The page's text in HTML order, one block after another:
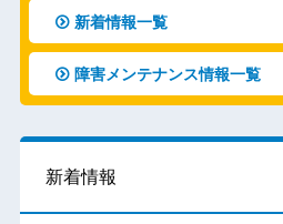
新着情報一覧
障害メンテナンス情報一覧
新着情報